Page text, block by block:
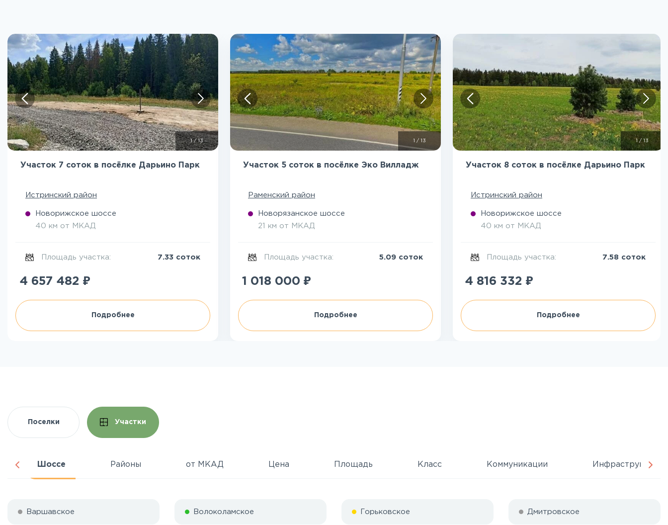
1/13
Участок 7 соток в посёлке Дарьино Парк
Истринский район
Новорижское шоссе
40 км от МКАД
Площадь участка: 7.33 соток
4 657 482 ₽
Подробнее
/ 13
Участок 5 соток в посёлке Эко Вилладж
Раменский район
Новорязанское шоссе
21 км от МКАД
Площадь участка: 5.09 соток
1 018 000 ₽
Подробнее
1 / 13
Участок 8 соток в посёлке Дарьино Парк
Истринский район
Новорижское шоссе
40 км от МКАД
Площадь участка: 7.58 соток
4 816 332 ₽
Подробнее
Поселки Участки
Шоссе Районы от МКАД Цена Площадь Класс Коммуникации Инфраструктура
Варшавское Волоколамское Горьковское Дмитровское